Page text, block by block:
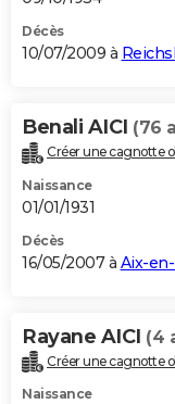
Décès
10/07/2009 à
Benali AICI (76
Créer une cagnotte
Naissance
01/01/1931
Décès
16/05/2007 à Aix-
Rayane AICI (4
Créer une cagnotte
Naissance